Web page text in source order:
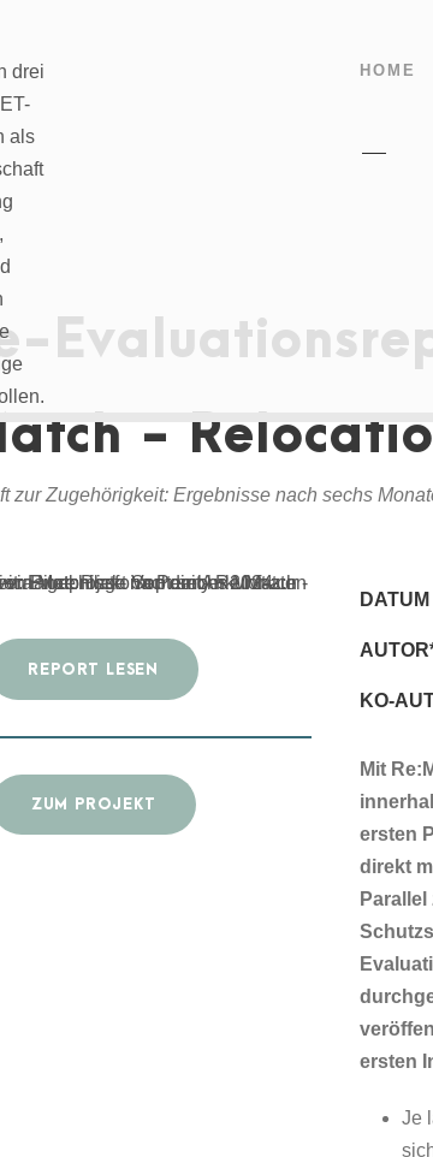
HOME
-
zur Zugehörigkeit: Ergebnisse nach sechs
REPORT LESEN
ZUM PROJEKT
DATUM
KO-
Mit
ersten
direkt
ersten
Je